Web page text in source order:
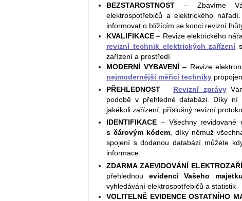
BEZSTAROSTNOST – Zbavíme
elektrospotřebičů a elektrického
informovat o blížícím se konci revizní
KVALIFIKACE – Revize elektrického
revizní technik elektrických zařízení
zařízení a prostředí
MODERNÍ VYBAVENÍ – Revize
nejmodernější měřicí techniky
PŘEHLEDNOST – Revizní zprávy
podobě v přehledné databázi. Díky
jakékoli zařízení, příslušný revizní
IDENTIFIKACE – Všechny revidované
s čárovým kódem, díky němuž
spojení s dodanou databází můžete
informace
ZDARMA ZAEVIDOVÁNÍ
přehlednou evidenci Vašeho majetku
vyhledávání elektrospotřebičů a statistik
VOLITELNĚ EVIDENCE OSTATNÍHO